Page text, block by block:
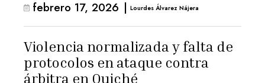
febrero 17, 2026 | Lourdes Álvarez Nájera
Violencia normalizada y falta de
protocolos en ataque contra
árbitra en Quiché